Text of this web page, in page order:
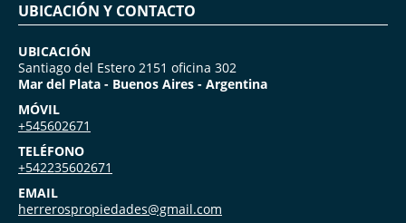
UBICACIÓN Y CONTACTO
UBICACIÓN
Santiago del Estero 2151 oficina 302
Mar del Plata - Buenos Aires - Argentina
MÓVIL
+545602671
TELÉFONO
+542235602671
EMAIL
herrerospropiedades@gmail.com